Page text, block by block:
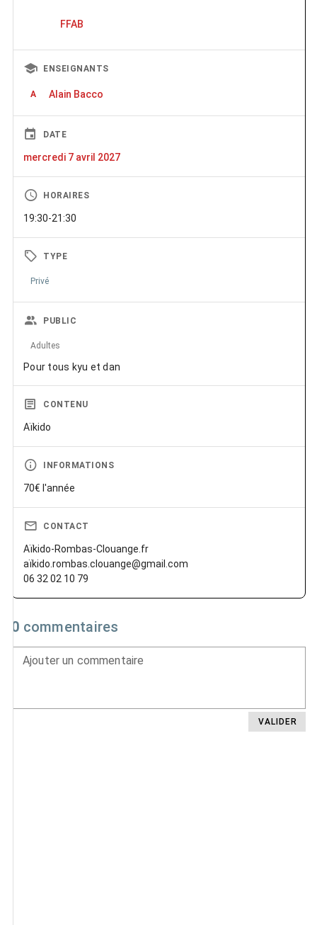
FFAB
ENSEIGNANTS
A Alain Bacco
DATE
mercredi 7 avril 2027
HORAIRES
19:30-21:30
TYPE
Privé
PUBLIC
Adultes
Pour tous kyu et dan
CONTENU
Aïkido
INFORMATIONS
70€ l'année
CONTACT
Aïkido-Rombas-Clouange.fr
aïkido.rombas.clouange@gmail.com
06 32 02 10 79
0 commentaires
Ajouter un commentaire
VALIDER